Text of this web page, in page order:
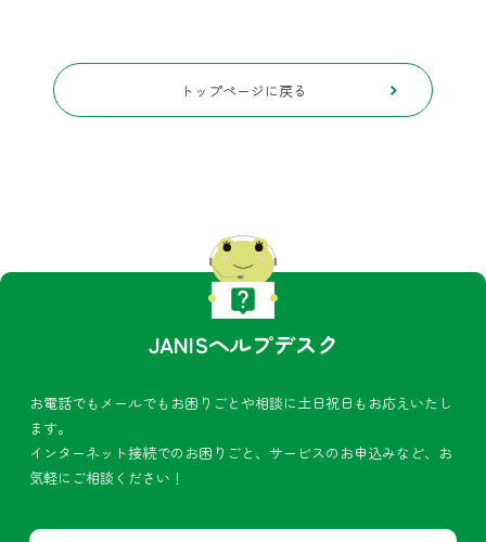
トップページに戻る
JANISヘルプデスク
お電話でもメールでもお困りごとや相談に土日祝日もお応えいたし
ます。
インターネット接続でのお困りごと、サービスのお申込みなど、お
気軽にご相談ください！